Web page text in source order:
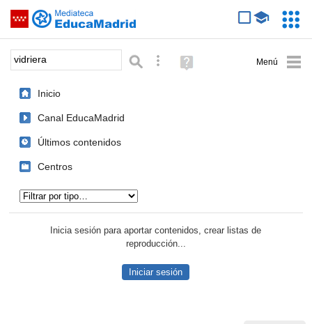
Saltar navegación
Palabra o frase: Búsqueda avanzada
Ayuda
(en
Inicio
Canal EducaMadrid
Últimos contenidos
Centros
Inicia sesión para aportar contenidos, crear listas de
reproducción...
Iniciar sesión